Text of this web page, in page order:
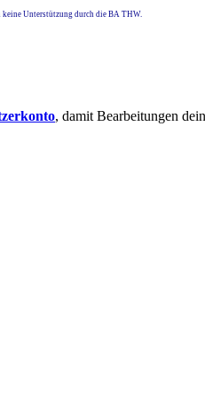
Unterstützung durch die BA THW.
, damit Bearbeitungen